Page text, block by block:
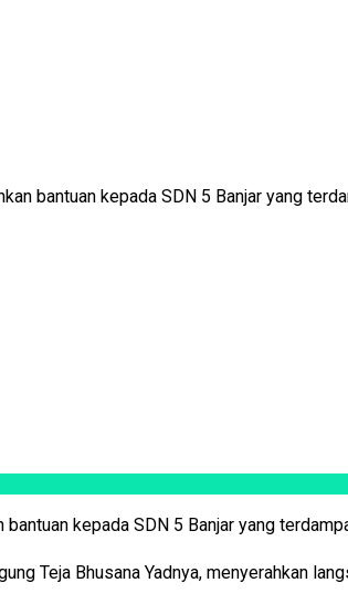
bantuan kepada SDN 5 Banjar yang
kepada SDN 5 Banjar yang
Teja Bhusana Yadnya, menyerahkan